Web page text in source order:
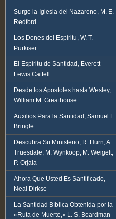
Surge la Iglesia del Nazareno, M. E.
Redford
Los Dones del Espíritu, W. T.
Purkiser
El Espíritu de Santidad, Everett
Lewis Cattell
Desde los Apostoles hasta Wesley,
William M. Greathouse
Auxilios Para la Santidad, Samuel L.
Bringle
Descubra Su Ministerio, R. Hurn, A.
Truesdale, M. Wynkoop, M. Weigelt,
P. Orjala
Ahora Que Usted Es Santificado,
Neal Dirkse
La Santidad Bíblica Obtenida por la
«Ruta de Muerte,» L. S. Boardman